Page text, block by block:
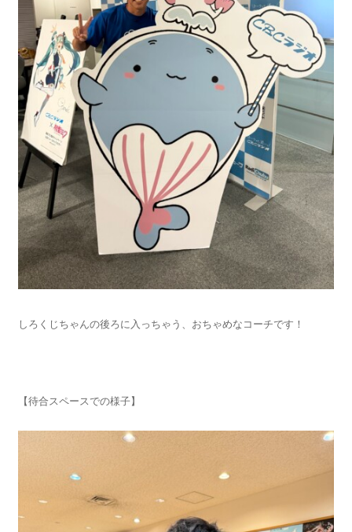
しろくじちゃんの後ろに入っちゃう、おちゃめなコーチです！
【待合スペースでの様子】